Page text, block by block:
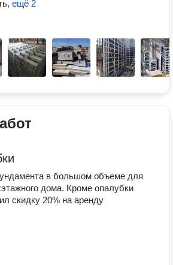
, ещё 2
в большом объеме для
дома. Кроме опалубки
скидку 20% на аренду